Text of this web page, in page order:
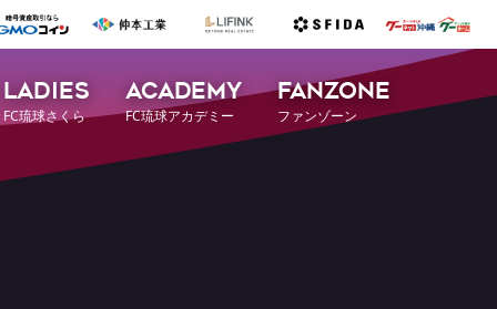
LADIES
FC琉球さくら
ACADEMY
FC琉球アカデミー
FANZONE
ファンゾーン